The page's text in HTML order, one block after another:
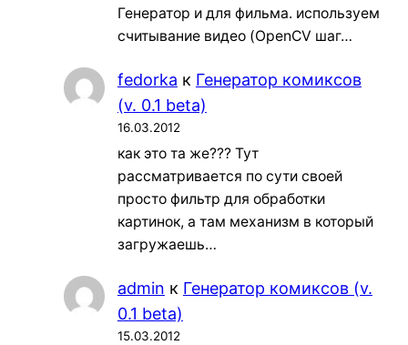
Генератор и для фильма. используем
считывание видео (OpenCV шаг…
fedorka к Генератор комиксов
(v. 0.1 beta)
16.03.2012
как это та же??? Тут
рассматривается по сути своей
просто фильтр для обработки
картинок, а там механизм в который
загружаешь…
admin к Генератор комиксов (v.
0.1 beta)
15.03.2012